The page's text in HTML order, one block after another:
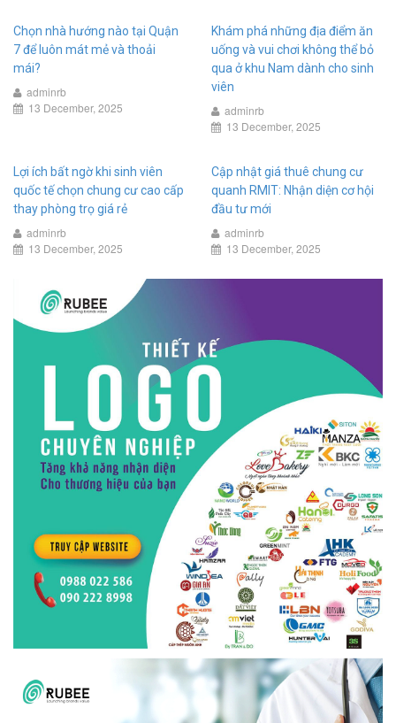
Chọn nhà hướng nào tại Quận
7 để luôn mát mẻ và thoải
mái?
adminrb
13 December, 2025
Khám phá những địa điểm ăn
uống và vui chơi không thể bỏ
qua ở khu Nam dành cho sinh
viên
adminrb
13 December, 2025
Lợi ích bất ngờ khi sinh viên
quốc tế chọn chung cư cao cấp
thay phòng trọ giá rẻ
adminrb
13 December, 2025
Cập nhật giá thuê chung cư
quanh RMIT: Nhận diện cơ hội
đầu tư mới
adminrb
13 December, 2025